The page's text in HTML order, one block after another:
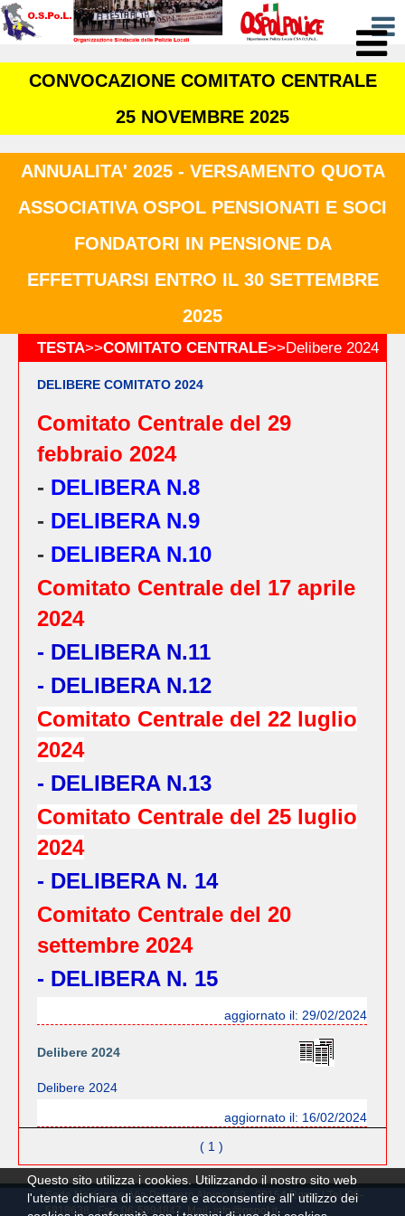
CONVOCAZIONE COMITATO CENTRALE
25 NOVEMBRE 2025
ANNUALITA' 2025 - VERSAMENTO QUOTA
ASSOCIATIVA OSPOL PENSIONATI E SOCI
FONDATORI IN PENSIONE DA
EFFETTUARSI ENTRO IL 30 SETTEMBRE
2025
TESTA>>COMITATO CENTRALE>>Delibere 2024
DELIBERE COMITATO 2024
Comitato Centrale del 29
febbraio 2024
- DELIBERA N.8
- DELIBERA N.9
- DELIBERA N.10
Comitato Centrale del 17 aprile
2024
- DELIBERA N.11
- DELIBERA N.12
Comitato Centrale del 22 luglio
2024
- DELIBERA N.13
Comitato Centrale del 25 luglio
2024
- DELIBERA N. 14
Comitato Centrale del 20
settembre 2024
- DELIBERA N. 15
aggiornato il: 29/02/2024
Delibere 2024
Delibere 2024
aggiornato il: 16/02/2024
( 1 )
Sede Nazionale: Via Prospero Alpino, 69 - 00154 Roma | Tel.:06-
5818638 Fax.:06-5894847 Mail: info@ospol.it
Questo sito utilizza i cookies. Utilizzando il nostro sito web
l'utente dichiara di accettare e acconsentire all' utilizzo dei